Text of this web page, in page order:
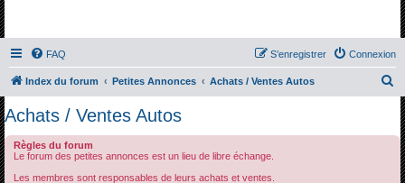
FAQ Connexion
S’enregistrer
Index du forum Petites Annonces Achats / Ventes Autos
Achats / Ventes Autos
Règles du forum
Le forum des petites annonces est un lieu de libre échange.
Les membres sont responsables de leurs achats et ventes.